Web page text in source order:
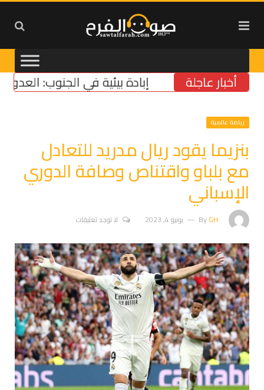
أخبار عاجلة إبادة بيئية في الجنوب: العدو يسرق
رياضة عالمية
بنزيما يقود ريال مدريد للتعادل
مع بلباو واقتناص وصافة الدوري
الإسباني
ByGH يونيو 4, 2023 لا توجد تعليقات